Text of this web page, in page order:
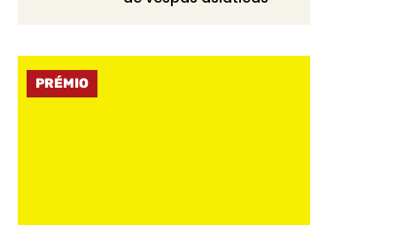
PRÉMIO